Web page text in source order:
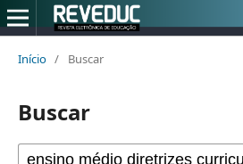
Início / Buscar
Buscar